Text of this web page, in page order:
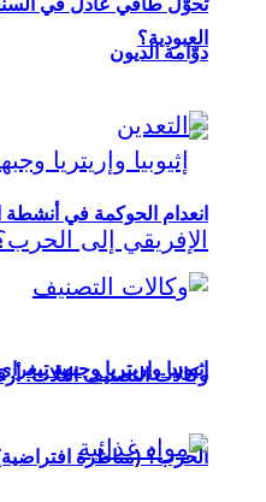
العبودية؟
إثيوبيا وإريتريا وجبهة
الحرب؟ (مناظرة
تحوُّل طاقي عادل في
دوّامة الديون
انعدام الحوكمة في
وكالات التصنيف الثلاث: